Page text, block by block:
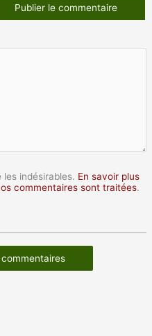
indésirables. En savoir plus
commentaires sont traitées.